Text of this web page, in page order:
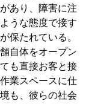
あり、障害に注
うな態度で接す
保たれている。
自体をオープン
も直接お客と接
業スペースに仕
も、彼らの社会